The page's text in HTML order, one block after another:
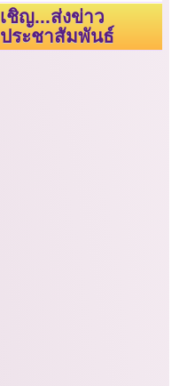
เชิญ...ส่งข่าว
ประชาสัมพันธ์